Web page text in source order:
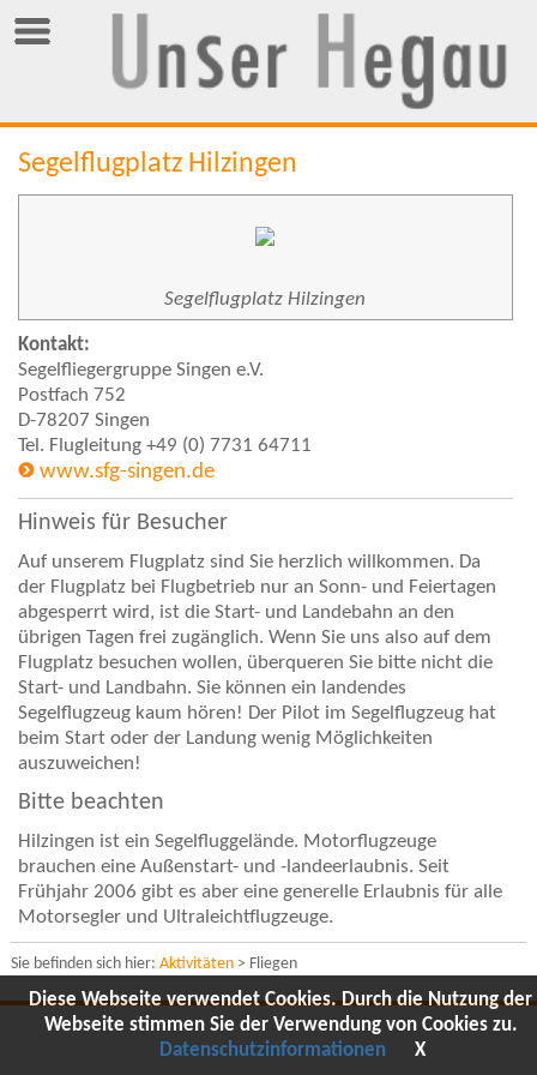
Diese Webseite verwendet Cookies. Durch die Nutzung der
Webseite stimmen Sie der Verwendung von Cookies zu.
Datenschutzinformationen
X
Segelflugplatz Hilzingen
Segelflugplatz Hilzingen
Kontakt:
Segelfliegergruppe Singen e.V.
Postfach 752
D-78207 Singen
Tel. Flugleitung +49 (0) 7731 64711
www.sfg-singen.de
Hinweis für Besucher
Auf unserem Flugplatz sind Sie herzlich willkommen. Da
der Flugplatz bei Flugbetrieb nur an Sonn- und Feiertagen
abgesperrt wird, ist die Start- und Landebahn an den
übrigen Tagen frei zugänglich. Wenn Sie uns also auf dem
Flugplatz besuchen wollen, überqueren Sie bitte nicht die
Start- und Landbahn. Sie können ein landendes
Segelflugzeug kaum hören! Der Pilot im Segelflugzeug hat
beim Start oder der Landung wenig Möglichkeiten
auszuweichen!
Bitte beachten
Hilzingen ist ein Segelfluggelände. Motorflugzeuge
brauchen eine Außenstart- und -landeerlaubnis. Seit
Frühjahr 2006 gibt es aber eine generelle Erlaubnis für alle
Motorsegler und Ultraleichtflugzeuge.
Sie befinden sich hier: Aktivitäten> Fliegen